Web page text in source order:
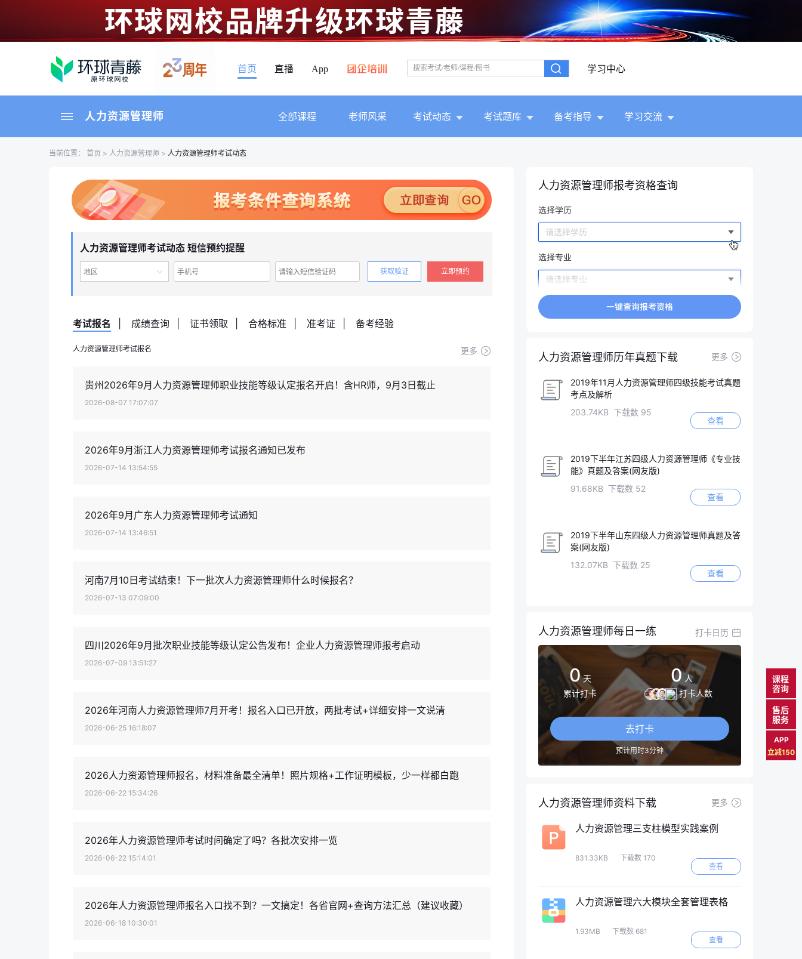
首页 直播 App 学习中心
人力资源管理师 全部课程 老师风采 考试动态 考试题库 备考指导 学习交流
当前位置： 首页 > 人力资源管理师 > 人力资源管理师考试动态
人力资源管理师考试动态 短信预约提醒
地区 获取验证 立即预约
考试报名 成绩查询 证书领取 合格标准 准考证 备考经验
人力资源管理师考试报名 更多
贵州2026年9月人力资源管理师职业技能等级认定报名开启！含HR师，9月3日截止
2026-08-07 17:07:07
2026年9月浙江人力资源管理师考试报名通知已发布
2026-07-14 13:54:55
2026年9月广东人力资源管理师考试通知
2026-07-14 13:46:51
河南7月10日考试结束！下一批次人力资源管理师什么时候报名？
2026-07-13 07:09:00
四川2026年9月批次职业技能等级认定公告发布！企业人力资源管理师报考启动
2026-07-09 13:51:27
2026年河南人力资源管理师7月开考！报名入口已开放，两批考试+详细安排一文说清
2026-06-25 16:18:07
2026人力资源管理师报名，材料准备最全清单！照片规格+工作证明模板，少一样都白跑
2026-06-22 15:34:26
2026年人力资源管理师考试时间确定了吗？各批次安排一览
2026-06-22 15:14:01
2026年人力资源管理师报名入口找不到？一文搞定！各省官网+查询方法汇总（建议收藏）
2026-06-18 10:30:01
人力资源管理师报考资格查询
人力资源管理师历年真题下载 更多
2019年11月人力资源管理师四级技能考试真题
考点及解析
203.74KB 下载数 95
查看
2019下半年江苏四级人力资源管理师《专业技
能》真题及答案(网友版)
91.68KB 下载数 52
查看
2019下半年山东四级人力资源管理师真题及答
案(网友版)
132.07KB 下载数 25
查看
人力资源管理师每日一练 打卡日历
0 天
累计打卡
0 人
打卡人数
去打卡
预计用时3分钟
人力资源管理师资料下载 更多
人力资源管理三支柱模型实践案例
831.33KB
下载数 170
查看
人力资源管理六大模块全套管理表格
1.93MB
下载数 681
查看
课程
咨询
售后
服务
APP
立减150